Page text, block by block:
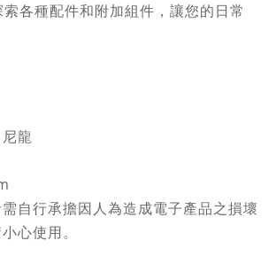
各種配件和附加組件，讓您的日常
龍
自行承擔因人為造成電子產品之損壞
心使用。